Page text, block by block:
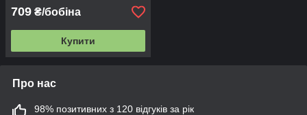
709 ₴/бобіна
Купити
Про нас
98% позитивних з 120 відгуків за рік